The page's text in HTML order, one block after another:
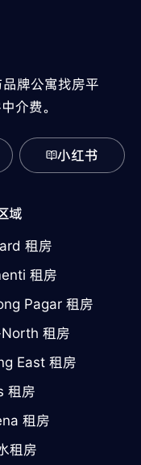
牌公寓找房平
介费。
小红书
域
租房
租房
Pagar 租房
租房
East 租房
租房
租房
租房